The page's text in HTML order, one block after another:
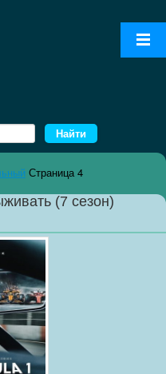
Страница 4
(7 сезон)